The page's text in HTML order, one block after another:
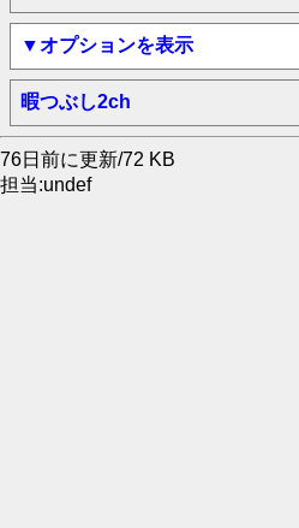
▼オプションを表示
暇つぶし2ch
76日前に更新/72 KB
担当:undef